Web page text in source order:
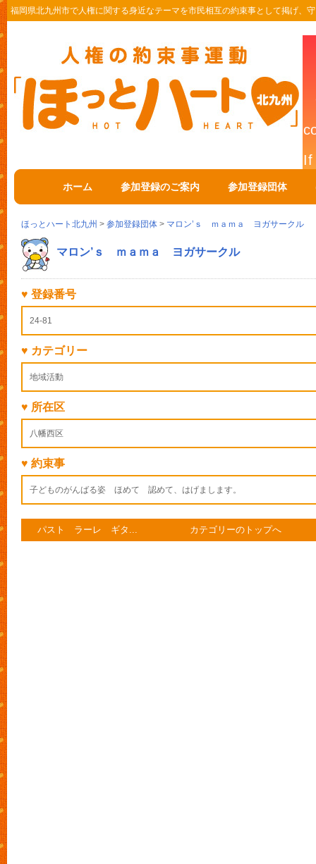
福岡県北九州市で人権に関する身近なテーマを市民相互の約束事として掲げ、
ホーム 参加登録のご案内 参加登録団体
ほっとハート北九州 > 参加登録団体 > マロン’ｓ ｍａｍａ ヨガサークル
マロン’ｓ ｍａｍａ ヨガサークル
♥ 登録番号
24-81
♥ カテゴリー
地域活動
♥ 所在区
八幡西区
♥ 約束事
子どものがんばる姿 ほめて 認めて、はげまします。
パスト ラーレ ギタ... カテゴリーのトップへ